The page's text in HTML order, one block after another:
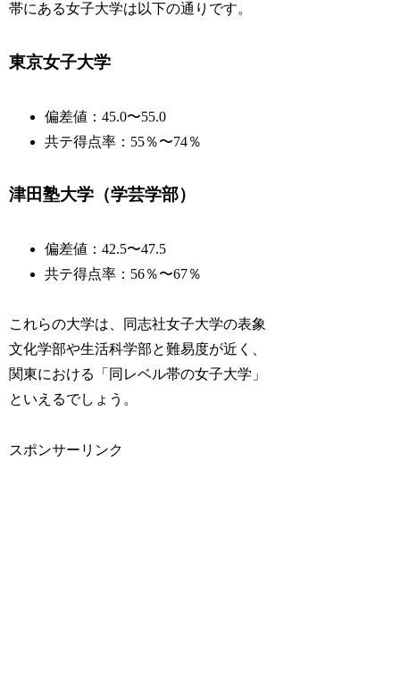
帯にある女子大学は以下の通りです。
東京女子大学
偏差値：45.0〜55.0
共テ得点率：55％〜74％
津田塾大学（学芸学部）
偏差値：42.5〜47.5
共テ得点率：56％〜67％
これらの大学は、同志社女子大学の表象
文化学部や生活科学部と難易度が近く、
関東における「同レベル帯の女子大学」
といえるでしょう。
スポンサーリンク